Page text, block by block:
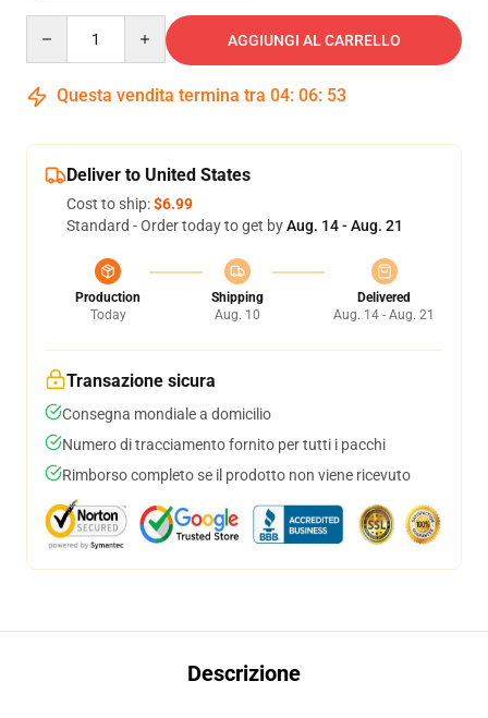
AGGIUNGI AL CARRELLO
Questa vendita termina tra 04: 06: 53
Deliver to United States
Cost to ship:$6.99
Standard - Order today to get byAug. 14 - Aug. 21
Production
Today
Shipping
Aug. 10
Delivered
Aug. 14 - Aug. 21
Transazione sicura
Consegna mondiale a domicilio
Numero di tracciamento fornito per tutti i pacchi
Rimborso completo se il prodotto non viene ricevuto
Descrizione